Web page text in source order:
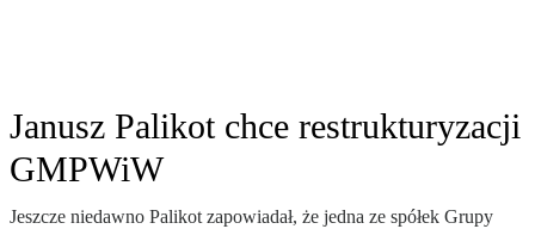
Janusz Palikot chce restrukturyzacji
GMPWiW
Jeszcze niedawno Palikot zapowiadał, że jedna ze spółek Grupy